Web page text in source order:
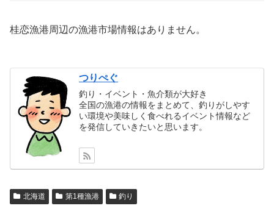
桂恋漁港周辺の漁港市場情報はありません。
つりぺぐ
釣り・イベント・魚介類が大好き
全国の漁港の情報をまとめて、釣りがしやす
い環境や美味しく食べれるイベント情報など
を発信していきたいと思います。
北海道 第1種漁港 釣り